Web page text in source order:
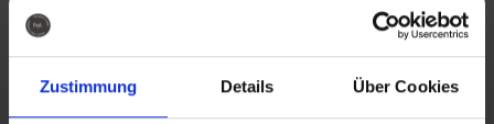
Zustimmung Details Über Cookies